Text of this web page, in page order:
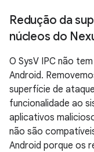
Redução da
núcleos do
O SysV IPC não
Android.
superfície de
funcionalidade ao
aplicativos
não são
Android porque os